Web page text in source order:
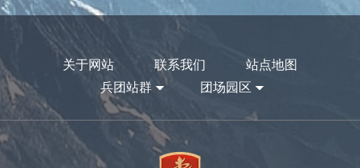
关于网站 联系我们
站点地图
兵团站群
团场园区